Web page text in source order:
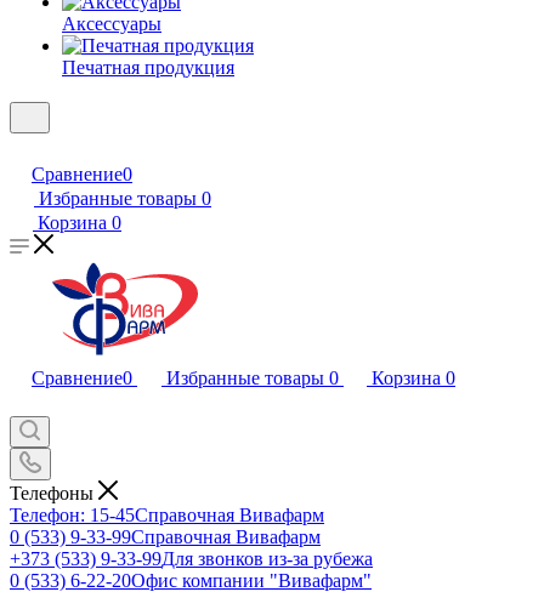
Аксессуары
Печатная продукция
Сравнение0
Избранные товары 0
Корзина 0
Сравнение0 Избранные товары 0 Корзина 0
Телефоны
Телефон: 15-45Справочная Вивафарм
0 (533) 9-33-99Справочная Вивафарм
+373 (533) 9-33-99Для звонков из-за рубежа
0 (533) 6-22-20Офис компании "Вивафарм"